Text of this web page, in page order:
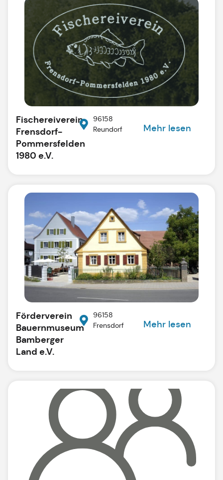
Fischereiverein
Frensdorf-
Pommersfelden
1980 e.V.
96158
Reundorf
Mehr lesen
Förderverein
Bauernmuseum
Bamberger
Land e.V.
96158
Frensdorf
Mehr lesen